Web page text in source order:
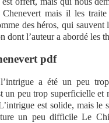
mais il les traite
des héros, qui
dont l’auteur a abordé les
pdf
l’intrigue a été un peu
un peu trop superficielle
est solide, mais le
un peu difficile Le